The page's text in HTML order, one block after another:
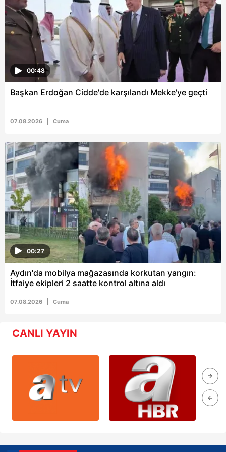
6698 sayılı Kişisel Verilerin Korunması Kanunu uyarınca
hazırlanmış Aydınlatma Metnimizi okumak ve sitemizde
ilgili mevzuata uygun olarak kullanılan çerezlerle ilgili bilgi
almak için lütfen tıklayınız
00:48
Başkan Erdoğan Cidde'de karşılandı Mekke'ye geçti
07.08.2026 Cuma
00:27
Aydın'da mobilya mağazasında korkutan yangın:
İtfaiye ekipleri 2 saatte kontrol altına aldı
07.08.2026 Cuma
CANLI YAYIN